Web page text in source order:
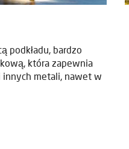
podkładu, bardzo
która zapewnia
metali, nawet w